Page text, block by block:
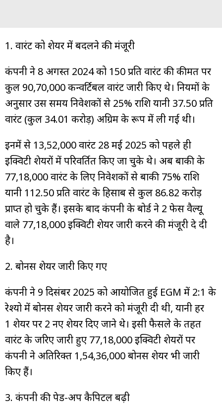
1. वारंट को शेयर में बदलने की मंजूरी
कंपनी ने 8 अगस्त 2024 को ₹150 प्रति वारंट की कीमत पर
कुल 90,70,000 कन्वर्टिबल वारंट जारी किए थे। नियमों के
अनुसार उस समय निवेशकों से 25% राशि यानी ₹37.50 प्रति
वारंट (कुल ₹34.01 करोड़) अग्रिम के रूप में ली गई थी।
इनमें से 13,52,000 वारंट 28 मई 2025 को पहले ही
इक्विटी शेयरों में परिवर्तित किए जा चुके थे। अब बाकी के
77,18,000 वारंट के लिए निवेशकों से बाकी 75% राशि
यानी ₹112.50 प्रति वारंट के हिसाब से कुल ₹86.82 करोड़
प्राप्त हो चुके हैं। इसके बाद कंपनी के बोर्ड ने ₹2 फेस वैल्यू
वाले 77,18,000 इक्विटी शेयर जारी करने की मंजूरी दे दी
है।
2. बोनस शेयर जारी किए गए
कंपनी ने 9 दिसंबर 2025 को आयोजित हुई EGM में 2:1 के
रेश्यो में बोनस शेयर जारी करने को मंजूरी दी थी, यानी हर
1 शेयर पर 2 नए शेयर दिए जाने थे। इसी फैसले के तहत
वारंट के जरिए जारी हुए 77,18,000 इक्विटी शेयरों पर
कंपनी ने अतिरिक्त 1,54,36,000 बोनस शेयर भी जारी
किए हैं।
3. कंपनी की पेड-अप कैपिटल बढ़ी